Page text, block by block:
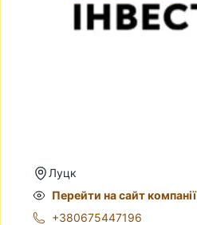
Луцк
Перейти на сайт компанії
+380675447196